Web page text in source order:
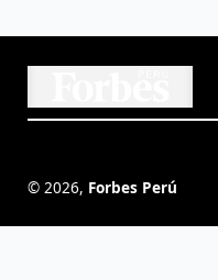
© 2026, Forbes Perú